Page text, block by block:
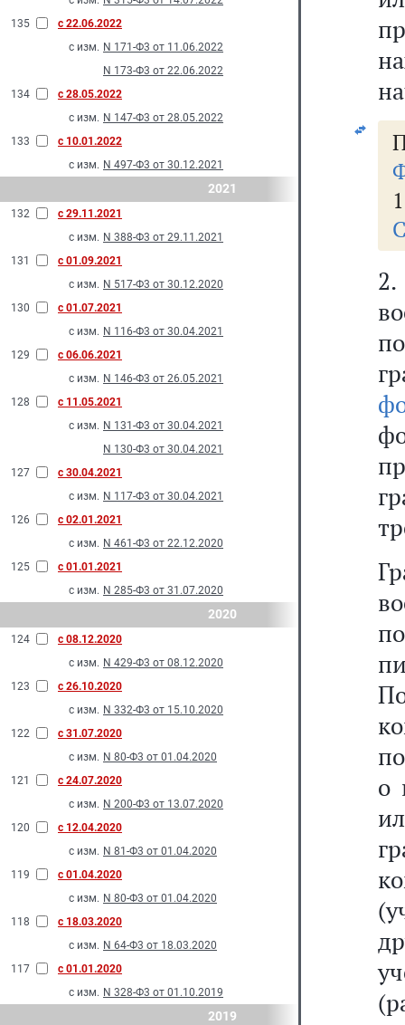
135
с 22.06.2022
с изм. N 171-Ф3 от 11.06.2022
N 173-Ф3 от 22.06.2022
134
с 28.05.2022
с изм. N 147-Ф3 от 28.05.2022
133
с 10.01.2022
с изм. N 497-Ф3 от 30.12.2021
2021
132
с 29.11.2021
с изм. N 388-Ф3 от 29.11.2021
131
с 01.09.2021
с изм. N 517-Ф3 от 30.12.2020
130
с 01.07.2021
с изм. N 116-Ф3 от 30.04.2021
129
с 06.06.2021
с изм. N 146-Ф3 от 26.05.2021
128
с 11.05.2021
с изм. N 131-Ф3 от 30.04.2021
N 130-Ф3 от 30.04.2021
127
с 30.04.2021
с изм. N 117-Ф3 от 30.04.2021
126
с 02.01.2021
с изм. N 461-Ф3 от 22.12.2020
125
с 01.01.2021
с изм. N 285-Ф3 от 31.07.2020
2020
124
с 08.12.2020
с изм. N 429-Ф3 от 08.12.2020
123
с 26.10.2020
с изм. N 332-Ф3 от 15.10.2020
122
с 31.07.2020
с изм. N 80-Ф3 от 01.04.2020
121
с 24.07.2020
с изм. N 200-Ф3 от 13.07.2020
120
с 12.04.2020
с изм. N 81-Ф3 от 01.04.2020
119
с 01.04.2020
с изм. N 80-Ф3 от 01.04.2020
118
с 18.03.2020
с изм. N 64-Ф3 от 18.03.2020
117
с 01.01.2020
с изм. N 328-Ф3 от 01.10.2019
2019
о